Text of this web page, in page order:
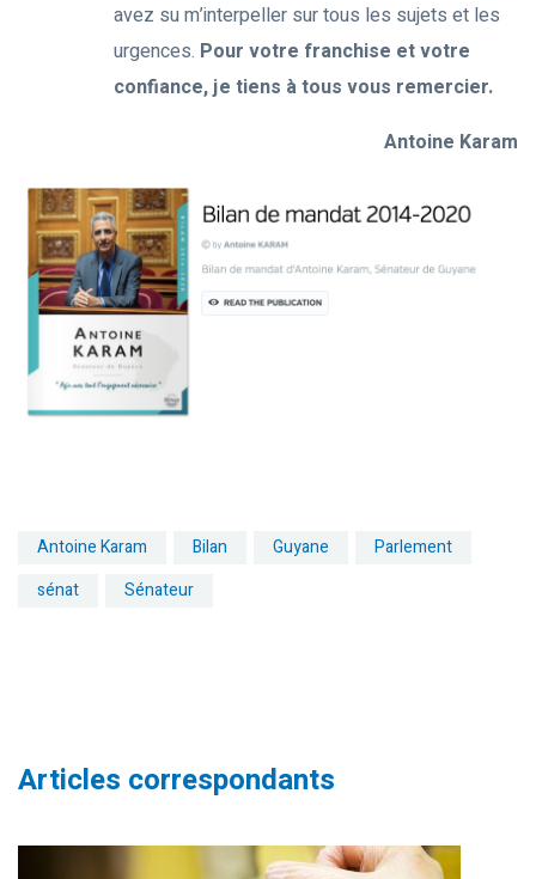
avez su m’interpeller sur tous les sujets et les
urgences. Pour votre franchise et votre
confiance, je tiens à tous vous remercier.
Antoine Karam
Antoine Karam Bilan Guyane
Parlement
sénat
Sénateur
Articles correspondants